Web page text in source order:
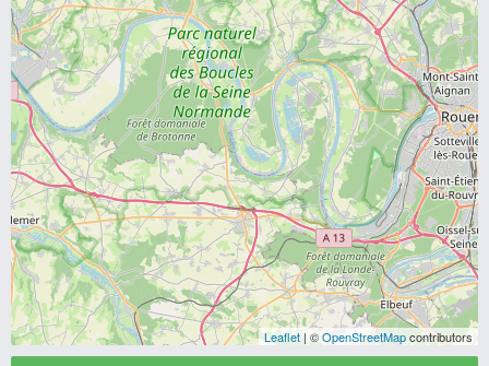
Leaflet | ©OpenStreetMapcontributors